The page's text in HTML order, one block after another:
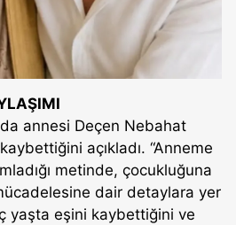
annesi Deçen Nebahat
açıkladı. “Anneme
metinde, çocukluğuna
dair detaylara yer
yaşta eşini kaybettiğini ve